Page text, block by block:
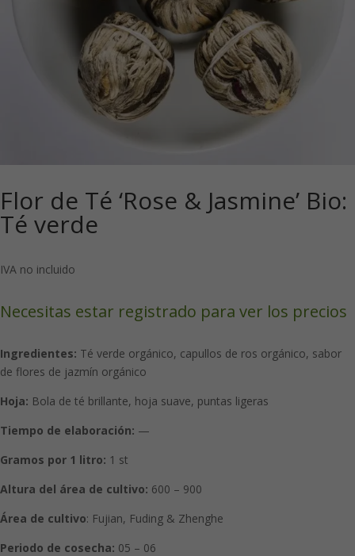
Flor de Té ‘Rose & Jasmine’ Bio:
Té verde
IVA no incluido
Necesitas estar registrado para ver los precios
Ingredientes: Té verde orgánico, capullos de ros orgánico, sabor
de flores de jazmín orgánico
Hoja: Bola de té brillante, hoja suave, puntas ligeras
Tiempo de elaboración: —
Gramos por 1 litro: 1 st
Altura del área de cultivo: 600 – 900
Área de cultivo: Fujian, Fuding & Zhenghe
Periodo de cosecha: 05 – 06